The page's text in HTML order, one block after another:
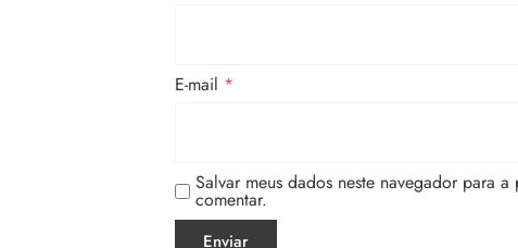
E-mail *
Salvar meus dados neste navegador para
comentar.